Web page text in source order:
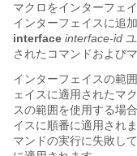
マクロをインターフェ
インターフェイスに追加
interface interface-id
されたコマンドおよび
インターフェイスの範
ェイスに適用されたマ
スの範囲を使用する場
イスに順番に適用され
マンドの実行に失敗し